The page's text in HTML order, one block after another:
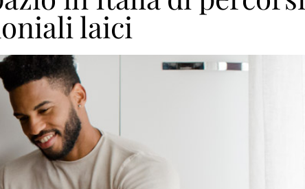
laici